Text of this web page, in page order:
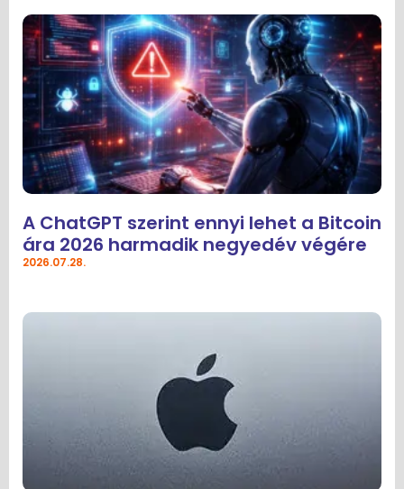
A ChatGPT szerint ennyi lehet a Bitcoin
ára 2026 harmadik negyedév végére
2026.07.28.